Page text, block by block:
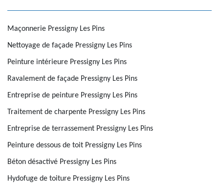
Maçonnerie Pressigny Les Pins
Nettoyage de façade Pressigny Les Pins
Peinture intérieure Pressigny Les Pins
Ravalement de façade Pressigny Les Pins
Entreprise de peinture Pressigny Les Pins
Traitement de charpente Pressigny Les Pins
Entreprise de terrassement Pressigny Les Pins
Peinture dessous de toit Pressigny Les Pins
Béton désactivé Pressigny Les Pins
Hydofuge de toiture Pressigny Les Pins